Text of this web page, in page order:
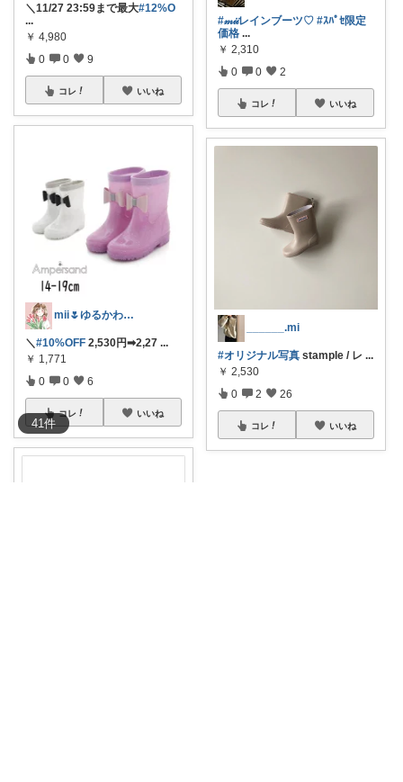
41件
＼11/27 23:59まで最大#12%O
...
￥ 4,980
0 0 9
コレ いいね
mii🌷ゆるかわアイテム探し🔍🫧
＼ #10%OFF 2,530円➡︎2,27 ...
￥ 1,771
0 0 6
コレ いいね
#𝓂𝒾𝒾レインブーツ♡ #ｽﾊﾟｾ限定
価格 ...
￥ 2,310
0 0 2
コレ いいね
______.mi
#オリジナル写真 stample / レ ...
￥ 2,530
0 2 26
コレ いいね